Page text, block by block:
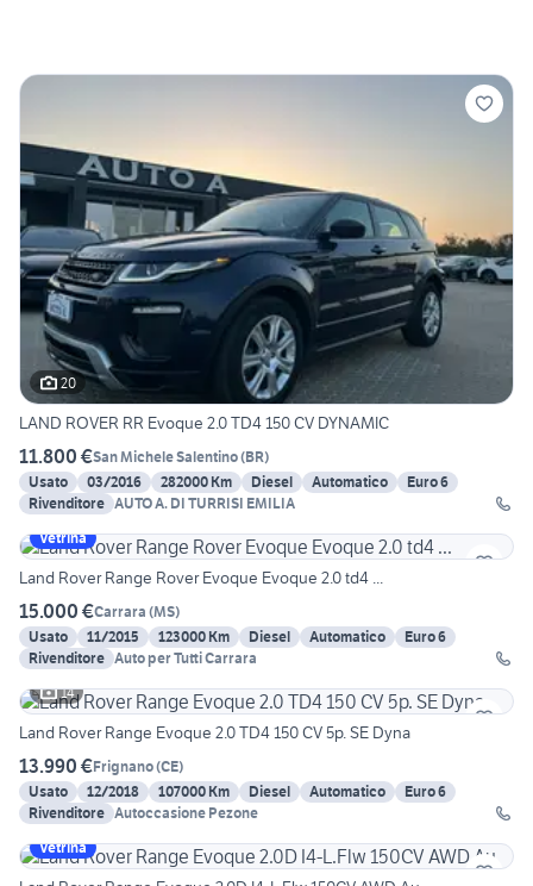
20
LAND ROVER RR Evoque 2.0 TD4 150 CV DYNAMIC
11.800 €San Michele Salentino(BR)
Usato
03/2016 282000 Km Diesel Automatico
Euro 6
Rivenditore AUTO A. DI TURRISI EMILIA
Vetrina
Land Rover Range Rover Evoque Evoque 2.0 td4 ...
15.000 €Carrara (MS)
Usato
11/2015 123000 Km Diesel Automatico
Euro 6
Rivenditore Auto per Tutti Carrara
14
Land Rover Range Evoque 2.0 TD4 150 CV 5p. SE Dyna
13.990 €Frignano(CE)
Usato
12/2018 107000 Km Diesel Automatico
Euro 6
Rivenditore Autoccasione Pezone
Vetrina